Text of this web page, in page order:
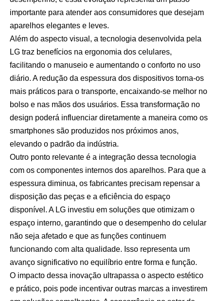
importante para atender aos consumidores que desejam
aparelhos elegantes e leves.
Além do aspecto visual, a tecnologia desenvolvida pela
LG traz benefícios na ergonomia dos celulares,
facilitando o manuseio e aumentando o conforto no uso
diário. A redução da espessura dos dispositivos torna-os
mais práticos para o transporte, encaixando-se melhor no
bolso e nas mãos dos usuários. Essa transformação no
design poderá influenciar diretamente a maneira como os
smartphones são produzidos nos próximos anos,
elevando o padrão da indústria.
Outro ponto relevante é a integração dessa tecnologia
com os componentes internos dos aparelhos. Para que a
espessura diminua, os fabricantes precisam repensar a
disposição das peças e a eficiência do espaço
disponível. A LG investiu em soluções que otimizam o
espaço interno, garantindo que o desempenho do celular
não seja afetado e que as funções continuem
funcionando com alta qualidade. Isso representa um
avanço significativo no equilíbrio entre forma e função.
O impacto dessa inovação ultrapassa o aspecto estético
e prático, pois pode incentivar outras marcas a investirem